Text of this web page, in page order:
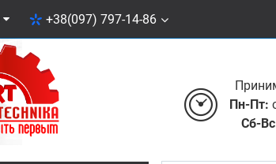
+38(097) 797-14-86
Пн-Пт:
Сб-